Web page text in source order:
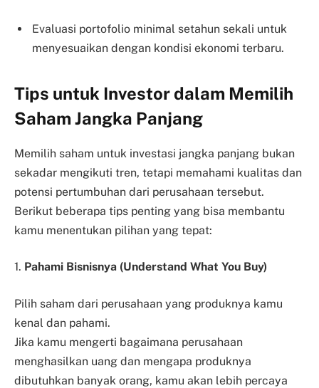
Evaluasi portofolio minimal setahun sekali untuk
menyesuaikan dengan kondisi ekonomi terbaru.
Tips untuk Investor dalam Memilih
Saham Jangka Panjang
Memilih saham untuk investasi jangka panjang bukan
sekadar mengikuti tren, tetapi memahami kualitas dan
potensi pertumbuhan dari perusahaan tersebut.
Berikut beberapa tips penting yang bisa membantu
kamu menentukan pilihan yang tepat:
1. Pahami Bisnisnya (Understand What You Buy)
Pilih saham dari perusahaan yang produknya kamu
kenal dan pahami.
Jika kamu mengerti bagaimana perusahaan
menghasilkan uang dan mengapa produknya
dibutuhkan banyak orang, kamu akan lebih percaya